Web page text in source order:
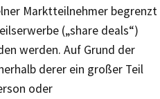
Marktteilnehmer begrenzt
(„share deals“)
werden. Auf Grund der
derer ein großer Teil
oder